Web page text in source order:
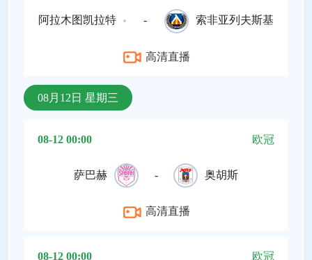
阿拉木图凯拉特 - 索非亚列夫斯基
高清直播
08月12日 星期三
08-12 00:00 欧冠
萨巴赫 - 奥胡斯
高清直播
08-12 00:00 欧冠